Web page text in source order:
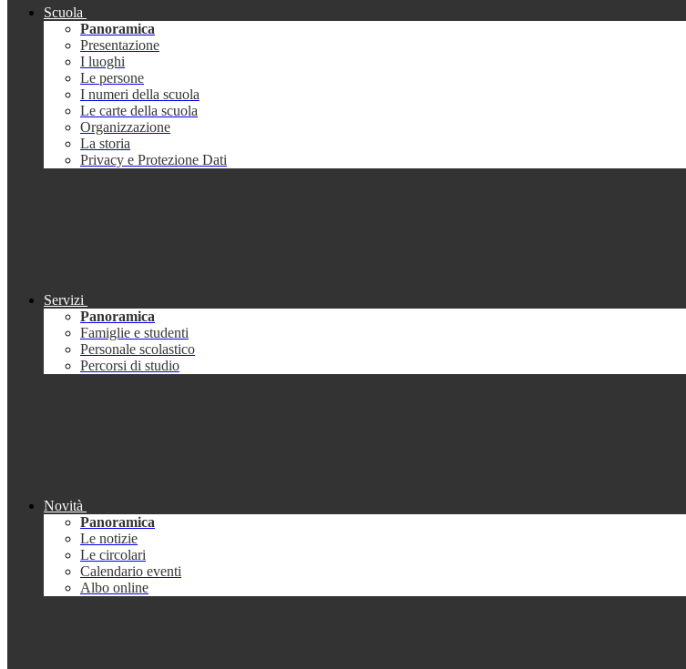
Scuola
Panoramica
Presentazione
I luoghi
Le persone
I numeri della scuola
Le carte della scuola
Organizzazione
La storia
Privacy e Protezione Dati
Servizi
Panoramica
Famiglie e studenti
Personale scolastico
Percorsi di studio
Novità
Panoramica
Le notizie
Le circolari
Calendario eventi
Albo online